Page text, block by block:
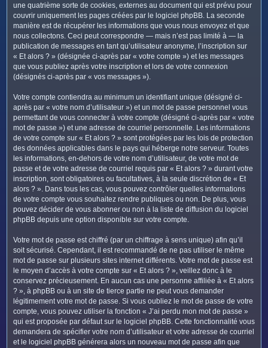
une quatrième sorte de cookies, externes au document qui est prévu pour
couvrir uniquement les pages créées par le logiciel phpBB. La seconde
manière est de récupérer les informations que vous nous envoyez et que
nous collectons. Ceci peut correspondre — mais n’est pas limité à — la
publication de messages en tant qu’utilisateur anonyme, l’inscription sur
« Et alors ? » (désignée ci-après par « votre compte ») et les messages
que vous publiez après votre inscription et lors de votre connexion
(désignés ci-après par « vos messages »).
Votre compte contiendra au minimum un identifiant unique (désigné ci-
après par « votre nom d’utilisateur ») et un mot de passe personnel vous
permettant de vous connecter à votre compte (désigné ci-après par « votre
mot de passe ») et une adresse de courriel personnelle. Les informations
de votre compte sur « Et alors ? » sont protégées par les lois de protection
des données applicables dans le pays qui héberge notre serveur. Toutes
les informations, en-dehors de votre nom d’utilisateur, de votre mot de
passe et de votre adresse de courriel requis par « Et alors ? » durant votre
inscription, sont obligatoires ou facultatives, à la seule discrétion de « Et
alors ? ». Dans tous les cas, vous pouvez contrôler quelles informations
de votre compte vous souhaitez rendre publiques ou non. De plus, vous
pouvez décider de vous abonner ou non à la liste de diffusion du logiciel
phpBB depuis une option disponible sur votre compte.
Votre mot de passe est chiffré (par un chiffrage à sens unique) afin qu’il
soit sécurisé. Cependant, il est recommandé de ne pas utiliser le même
mot de passe sur plusieurs sites internet différents. Votre mot de passe est
le moyen d’accès à votre compte sur « Et alors ? », veillez donc à le
conservez précieusement. En aucun cas une personne affiliée à « Et alors
? », à phpBB ou à un site de tierce partie ne peut vous demander
légitimement votre mot de passe. Si vous oubliez le mot de passe de votre
compte, vous pouvez utiliser la fonction « J’ai perdu mon mot de passe »
qui est proposée par défaut sur le logiciel phpBB. Cette fonctionnalité vous
demandera de spécifier votre nom d’utilisateur et votre adresse de courriel
et le logiciel phpBB générera alors un nouveau mot de passe afin que